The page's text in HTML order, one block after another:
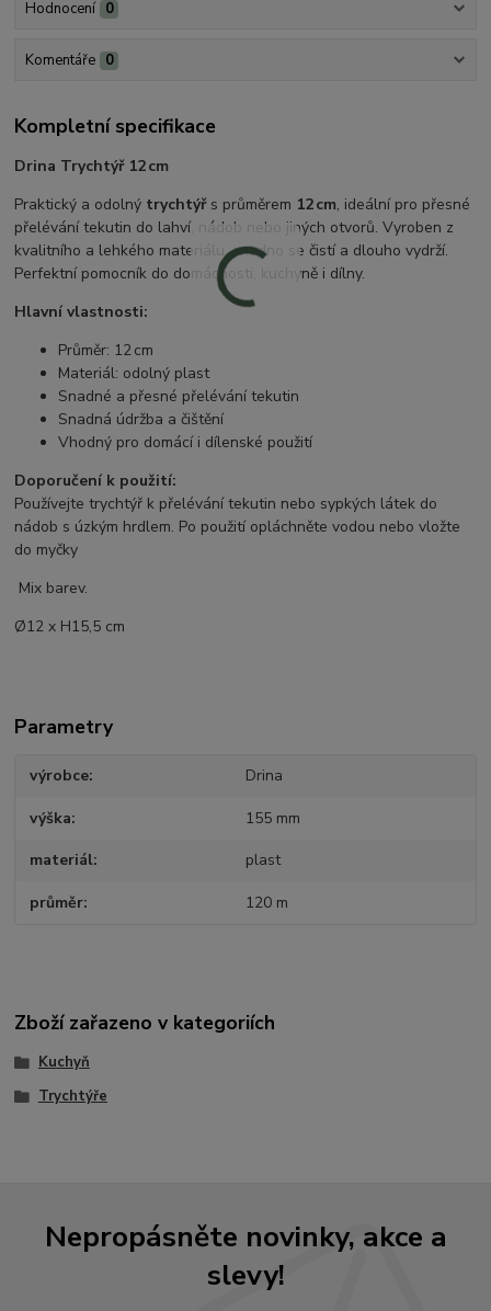
Hodnocení 0
Komentáře 0
Kompletní specifikace
Drina Trychtýř 12 cm
Praktický a odolný trychtýřs průměrem 12 cm, ideální pro přesné
přelévání tekutin do lahví, nádob nebo jiných otvorů. Vyroben z
kvalitního a lehkého materiálu, snadno se čistí a dlouho vydrží.
Perfektní pomocník do domácnosti, kuchyně i dílny.
Hlavní vlastnosti:
Průměr: 12 cm
Materiál: odolný plast
Snadné a přesné přelévání tekutin
Snadná údržba a čištění
Vhodný pro domácí i dílenské použití
Doporučení k použití:
Používejte trychtýř k přelévání tekutin nebo sypkých látek do
nádob s úzkým hrdlem. Po použití opláchněte vodou nebo vložte
do myčky
Mix barev.
Ø12 x H15,5 cm
Parametry
výrobce Drina
výška 155 mm
materiál plast
průměr 120 m
Zboží zařazeno v kategoriích
Kuchyň
Trychtýře
Nepropásněte novinky, akce a
slevy!